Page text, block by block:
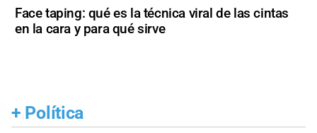
Face taping: qué es la técnica viral de las cintas
en la cara y para qué sirve
+ Política